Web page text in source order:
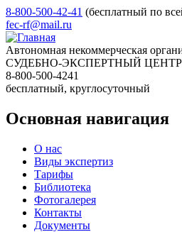
8-800-500-42-41 (бесплатный по
fec-rf@mail.ru
Автономная некоммерческая
СУДЕБНО-ЭКСПЕРТНЫЙ ЦЕНТР
8-800-500-4241
бесплатный, круглосуточный
Основная навигация
О нас
Виды экспертиз
Тарифы
Библиотека
Фотогалерея
Контакты
Документы